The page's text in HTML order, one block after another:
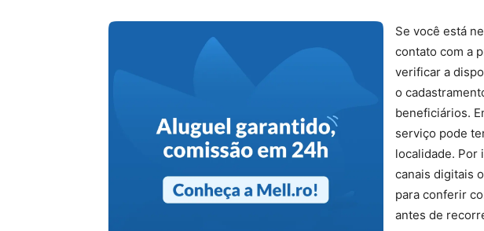
Se você está
contato com a
verificar a
o
beneficiários.
serviço pode
localidade. Por
canais digitais
para conferir
antes de